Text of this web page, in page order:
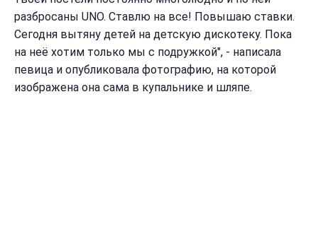
разбросаны UNO. Ставлю на все! Повышаю ставки.
Сегодня вытяну детей на детскую дискотеку. Пока
на неё хотим только мы с подружкой", - написала
певица и опубликовала фотографию, на которой
изображена она сама в купальнике и шляпе.